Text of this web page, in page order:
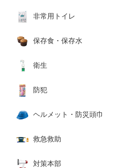
非常用トイレ
保存食・保存水
衛生
防犯
ヘルメット・防災頭巾
救急救助
対策本部